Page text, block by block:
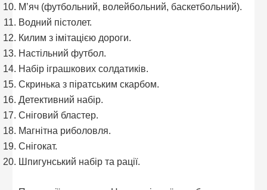
М’яч (футбольний, волейбольний, баскетбольний).
Водний пістолет.
Килим з імітацією дороги.
Настільний футбол.
Набір іграшкових солдатиків.
Скринька з піратським скарбом.
Детективний набір.
Сніговий бластер.
Магнітна риболовля.
Снігокат.
Шпигунський набір та рації.